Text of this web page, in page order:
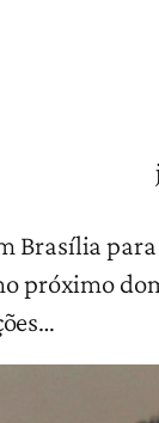
Brasília
próximo